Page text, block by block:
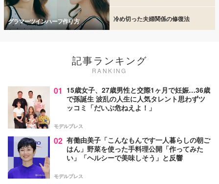
グラマーツインハーフ作り方 冷め切った夫婦関係の修復法
記事ランキング
RANKING
01 15歳女子、27歳男性と交際1ヶ月で妊娠…36歳
で孫誕生 波乱の人生に人気タレント思わずツ
ッコミ「だいぶ危ねえよ！」
モデルプレス
02 有働由美子「こんなもんです一人暮らしの朝ご
はん」野菜を使った手料理公開「作ってみた
い」「ヘルシーで美味しそう」と反響
モデルプレス